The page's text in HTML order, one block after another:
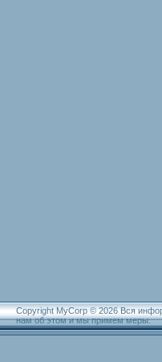
Copyright MyCorp © 2026 Вся
нам об этом и мы примем меры.